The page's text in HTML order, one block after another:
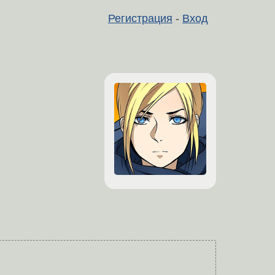
Регистрация - Вход